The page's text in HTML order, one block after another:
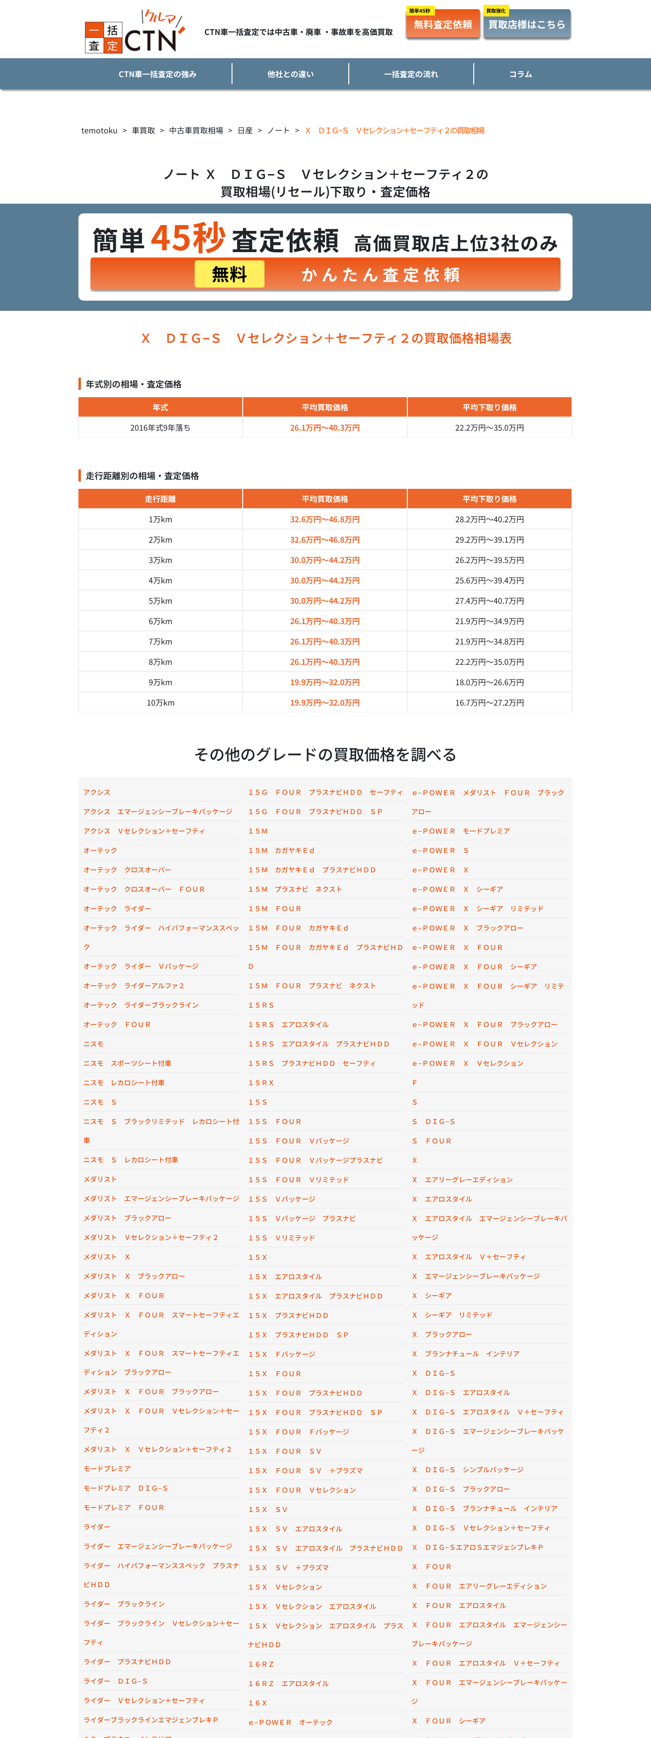
CTN車一括査定では中古車・廃車 ・事故車を高価買取
CTN車一括査定の強み 他社との違い 一括査定の流れ コラム
temotoku > 車買取 > 中古車買取相場 > 日産 > ノート > Ｘ ＤＩＧ−Ｓ Ｖセレクション＋セーフティ２の買取相場
ノート Ｘ ＤＩＧ−Ｓ Ｖセレクション＋セーフティ２の
買取相場(リセール)下取り・査定価格
簡単45秒査定依頼 高価買取店上位3社のみ
無料 かんたん査定依頼
Ｘ ＤＩＧ−Ｓ Ｖセレクション＋セーフティ２の買取価格相場表
年式別の相場・査定価格
年式 平均買取価格
平均下取り価格
2016年式9年落ち 26.1万円～40.3万円 22.2万円～35.0万円
走行距離別の相場・査定価格
走行距離 平均買取価格
平均下取り価格
1万km
32.6万円～46.8万円 28.2万円～40.2万円
2万km
32.6万円～46.8万円 29.2万円～39.1万円
3万km
30.0万円～44.2万円 26.2万円～39.5万円
4万km
30.0万円～44.2万円 25.6万円～39.4万円
5万km
30.0万円～44.2万円 27.4万円～40.7万円
6万km
26.1万円～40.3万円 21.9万円～34.9万円
7万km
26.1万円～40.3万円 21.9万円～34.8万円
8万km
26.1万円～40.3万円 22.2万円～35.0万円
9万km
19.9万円～32.0万円 18.0万円～26.6万円
10万km
19.9万円～32.0万円 16.7万円～27.2万円
その他のグレードの買取価格を調べる
アクシス
アクシス エマージェンシーブレーキパッケージ
アクシス Ｖセレクション＋セーフティ
オーテック
オーテック クロスオーバー
オーテック クロスオーバー ＦＯＵＲ
オーテック ライダー
オーテック ライダー ハイパフォーマンススペッ
ク
オーテック ライダー Ｖパッケージ
オーテック ライダーアルファ２
オーテック ライダーブラックライン
オーテック ＦＯＵＲ
ニスモ
ニスモ スポーツシート付車
ニスモ レカロシート付車
ニスモ Ｓ
ニスモ Ｓ ブラックリミテッド レカロシート付
車
ニスモ Ｓ レカロシート付車
メダリスト
メダリスト エマージェンシーブレーキパッケージ
メダリスト ブラックアロー
メダリスト Ｖセレクション＋セーフティ２
メダリスト Ｘ
メダリスト Ｘ ブラックアロー
メダリスト Ｘ ＦＯＵＲ
メダリスト Ｘ ＦＯＵＲ スマートセーフティエ
ディション
メダリスト Ｘ ＦＯＵＲ スマートセーフティエ
ディション ブラックアロー
メダリスト Ｘ ＦＯＵＲ ブラックアロー
メダリスト Ｘ ＦＯＵＲ Ｖセレクション＋セー
フティ２
メダリスト Ｘ Ｖセレクション＋セーフティ２
モードプレミア
モードプレミア ＤＩＧ−Ｓ
モードプレミア ＦＯＵＲ
ライダー
ライダー エマージェンシーブレーキパッケージ
ライダー ハイパフォーマンススペック プラスナ
ビＨＤＤ
ライダー ブラックライン
ライダー ブラックライン Ｖセレクション＋セー
フティ
ライダー プラスナビＨＤＤ
ライダー ＤＩＧ−Ｓ
ライダー Ｖセレクション＋セーフティ
ライダーブラックラインエマジェンブレキＰ
１５Ｇ ＦＯＵＲ プラスナビＨＤＤ セーフティ
１５Ｇ ＦＯＵＲ プラスナビＨＤＤ ＳＰ
１５Ｍ
１５Ｍ カガヤキＥｄ
１５Ｍ カガヤキＥｄ プラスナビＨＤＤ
１５Ｍ プラスナビ ネクスト
１５Ｍ ＦＯＵＲ
１５Ｍ ＦＯＵＲ カガヤキＥｄ
１５Ｍ ＦＯＵＲ カガヤキＥｄ プラスナビＨＤ
Ｄ
１５Ｍ ＦＯＵＲ プラスナビ ネクスト
１５ＲＳ
１５ＲＳ エアロスタイル
１５ＲＳ エアロスタイル プラスナビＨＤＤ
１５ＲＳ プラスナビＨＤＤ セーフティ
１５ＲＸ
１５Ｓ
１５Ｓ ＦＯＵＲ
１５Ｓ ＦＯＵＲ Ｖパッケージ
１５Ｓ ＦＯＵＲ Ｖパッケージプラスナビ
１５Ｓ ＦＯＵＲ Ｖリミテッド
１５Ｓ Ｖパッケージ
１５Ｓ Ｖパッケージ プラスナビ
１５Ｓ Ｖリミテッド
１５Ｘ
１５Ｘ エアロスタイル
１５Ｘ エアロスタイル プラスナビＨＤＤ
１５Ｘ プラスナビＨＤＤ
１５Ｘ プラスナビＨＤＤ ＳＰ
１５Ｘ Ｆパッケージ
１５Ｘ ＦＯＵＲ
１５Ｘ ＦＯＵＲ プラスナビＨＤＤ
１５Ｘ ＦＯＵＲ プラスナビＨＤＤ ＳＰ
１５Ｘ ＦＯＵＲ Ｆパッケージ
１５Ｘ ＦＯＵＲ ＳＶ
１５Ｘ ＦＯＵＲ ＳＶ ＋プラズマ
１５Ｘ ＦＯＵＲ Ｖセレクション
１５Ｘ ＳＶ
１５Ｘ ＳＶ エアロスタイル
１５Ｘ ＳＶ エアロスタイル プラスナビＨＤＤ
１５Ｘ ＳＶ ＋プラズマ
１５Ｘ Ｖセレクション
１５Ｘ Ｖセレクション エアロスタイル
１５Ｘ Ｖセレクション エアロスタイル プラス
ナビＨＤＤ
１６ＲＺ
１６ＲＺ エアロスタイル
１６Ｘ
ｅ−ＰＯＷＥＲ オーテック
ｅ−ＰＯＷＥＲ メダリスト ＦＯＵＲ ブラック
アロー
ｅ−ＰＯＷＥＲ モードプレミア
ｅ−ＰＯＷＥＲ Ｓ
ｅ−ＰＯＷＥＲ Ｘ
ｅ−ＰＯＷＥＲ Ｘ シーギア
ｅ−ＰＯＷＥＲ Ｘ シーギア リミテッド
ｅ−ＰＯＷＥＲ Ｘ ブラックアロー
ｅ−ＰＯＷＥＲ Ｘ ＦＯＵＲ
ｅ−ＰＯＷＥＲ Ｘ ＦＯＵＲ シーギア
ｅ−ＰＯＷＥＲ Ｘ ＦＯＵＲ シーギア リミテ
ッド
ｅ−ＰＯＷＥＲ Ｘ ＦＯＵＲ ブラックアロー
ｅ−ＰＯＷＥＲ Ｘ ＦＯＵＲ Ｖセレクション
ｅ−ＰＯＷＥＲ Ｘ Ｖセレクション
Ｆ
Ｓ
Ｓ ＤＩＧ−Ｓ
Ｓ ＦＯＵＲ
Ｘ
Ｘ エアリーグレーエディション
Ｘ エアロスタイル
Ｘ エアロスタイル エマージェンシーブレーキパ
ッケージ
Ｘ エアロスタイル Ｖ＋セーフティ
Ｘ エマージェンシーブレーキパッケージ
Ｘ シーギア
Ｘ シーギア リミテッド
Ｘ ブラックアロー
Ｘ ブランナチュール インテリア
Ｘ ＤＩＧ−Ｓ
Ｘ ＤＩＧ−Ｓ エアロスタイル
Ｘ ＤＩＧ−Ｓ エアロスタイル Ｖ＋セーフティ
Ｘ ＤＩＧ−Ｓ エマージェンシーブレーキパッケ
ージ
Ｘ ＤＩＧ−Ｓ シンプルパッケージ
Ｘ ＤＩＧ−Ｓ ブラックアロー
Ｘ ＤＩＧ−Ｓ ブランナチュール インテリア
Ｘ ＤＩＧ−Ｓ Ｖセレクション＋セーフティ
Ｘ ＤＩＧ−ＳエアロＳエマジェシブレキＰ
Ｘ ＦＯＵＲ
Ｘ ＦＯＵＲ エアリーグレーエディション
Ｘ ＦＯＵＲ エアロスタイル
Ｘ ＦＯＵＲ エアロスタイル エマージェンシー
ブレーキパッケージ
Ｘ ＦＯＵＲ エアロスタイル Ｖ＋セーフティ
Ｘ ＦＯＵＲ エマージェンシーブレーキパッケー
ジ
Ｘ ＦＯＵＲ シーギア